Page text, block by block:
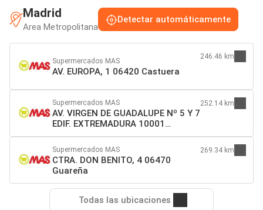
Madrid
Area Metropolitana
Detectar automáticamente
Supermercados MAS
AV. EUROPA, 1 06420 Castuera
246.46 km
Supermercados MAS
AV. VIRGEN DE GUADALUPE Nº 5 Y 7
EDIF. EXTREMADURA 10001
Cáceres
252.14 km
Supermercados MAS
CTRA. DON BENITO, 4 06470
Guareña
269.34 km
Todas las ubicaciones